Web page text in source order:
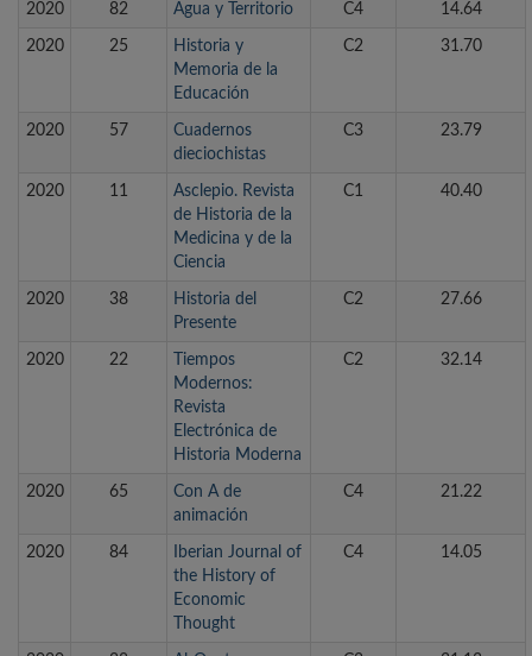
2020 82 Agua y Territorio C4 14.64
2020 25
Historia y
Memoria de la
Educación
C2 31.70
2020 57
Cuadernos
dieciochistas
C3 23.79
2020 11
Asclepio. Revista
de Historia de la
Medicina y de la
Ciencia
C1 40.40
2020 38
Historia del
Presente
C2 27.66
2020 22
Tiempos
Modernos:
Revista
Electrónica de
Historia Moderna
C2 32.14
2020 65
Con A de
animación
C4 21.22
2020 84
Iberian Journal of
the History of
Economic
Thought
C4 14.05